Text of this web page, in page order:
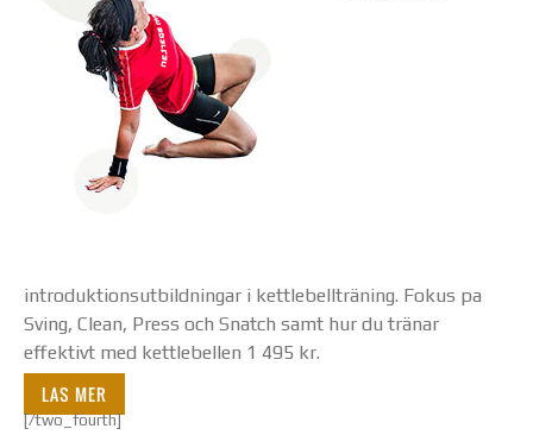
introduktionsutbildningar i kettlebellträning. Fokus pa
Sving, Clean, Press och Snatch samt hur du tränar
effektivt med kettlebellen 1 495 kr.
LAS MER
[/two_fourth]